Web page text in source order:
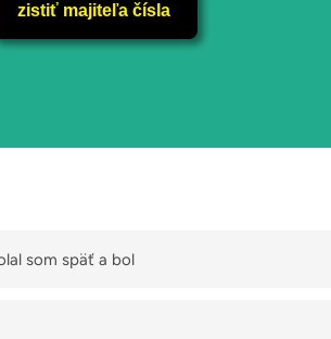
zistiť majiteľa čísla
som späť a bol